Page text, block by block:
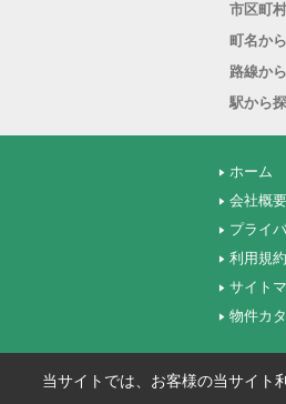
市区町
町名か
路線か
駅から
ホーム
会社概要
プライ
利用規約
サイト
物件カ
当サイトでは、お客様の当サイト